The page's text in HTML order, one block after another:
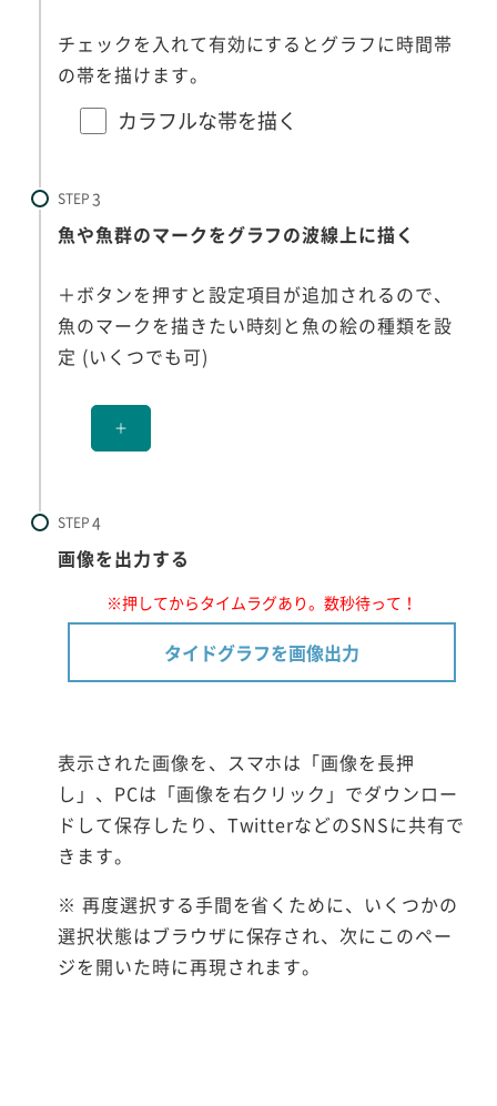
チェックを入れて有効にするとグラフに時間帯
の帯を描けます。
カラフルな帯を描く
STEP
魚や魚群のマークをグラフの波線上に描く
＋ボタンを押すと設定項目が追加されるので、
魚のマークを描きたい時刻と魚の絵の種類を設
定 (いくつでも可)
＋
STEP
画像を出力する
※押してからタイムラグあり。数秒待って！
タイドグラフを画像出力
表示された画像を、スマホは「画像を長押
し」、PCは「画像を右クリック」でダウンロー
ドして保存したり、TwitterなどのSNSに共有で
きます。
※ 再度選択する手間を省くために、いくつかの
選択状態はブラウザに保存され、次にこのペー
ジを開いた時に再現されます。